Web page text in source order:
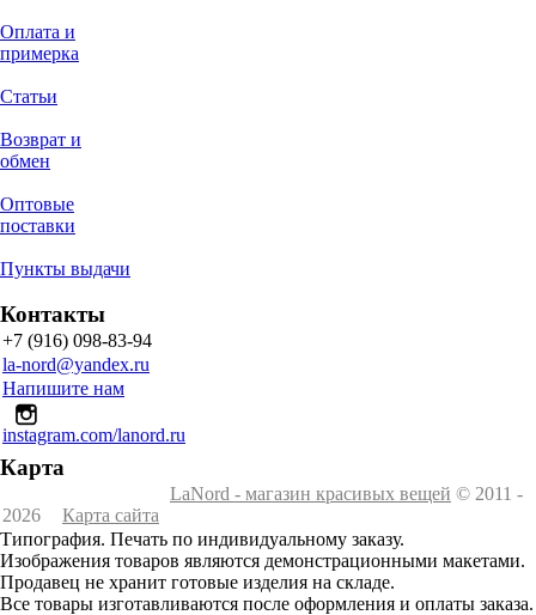
Оплата и
примерка
Статьи
Возврат и
обмен
Оптовые
поставки
Пункты выдачи
Контакты
+7 (916) 098-83-94
la-nord@yandex.ru
Напишите нам
instagram.com/lanord.ru
Карта
LaNord - магазин красивых вещей © 2011 -
2026
Карта сайта
Типография. Печать по индивидуальному заказу.
Изображения товаров являются демонстрационными макетами.
Продавец не хранит готовые изделия на складе.
Все товары изготавливаются после оформления и оплаты заказа.